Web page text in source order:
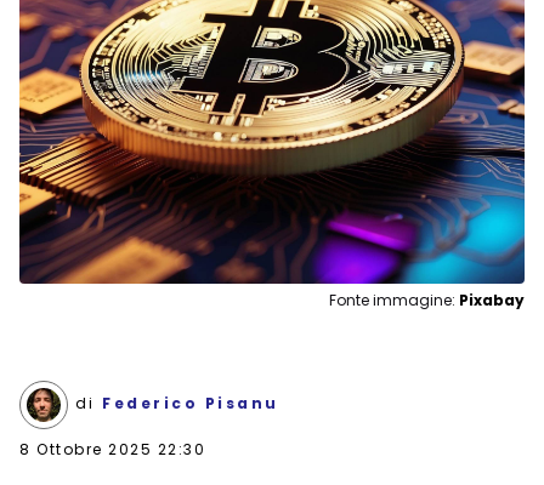
Fonte immagine: Pixabay
di Federico Pisanu
8 Ottobre 2025 22:30